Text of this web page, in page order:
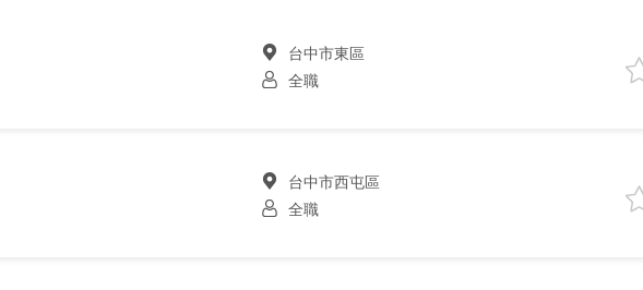
台中市東區
全職
台中市西屯區
全職